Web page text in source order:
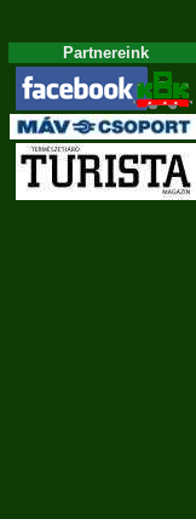
Partnereink